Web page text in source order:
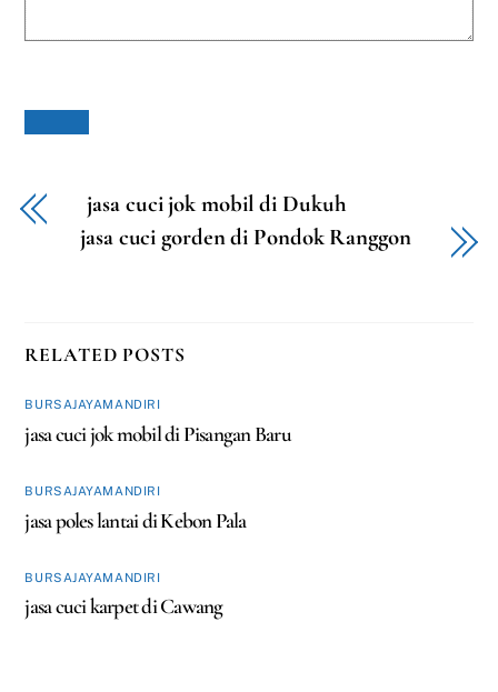
jasa cuci jok mobil di Dukuh
jasa cuci gorden di Pondok Ranggon
RELATED POSTS
BURSAJAYAMANDIRI
jasa cuci jok mobil di Pisangan Baru
BURSAJAYAMANDIRI
jasa poles lantai di Kebon Pala
BURSAJAYAMANDIRI
jasa cuci karpet di Cawang